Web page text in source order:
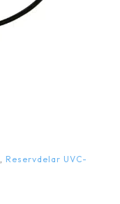
, Reservdelar UVC-